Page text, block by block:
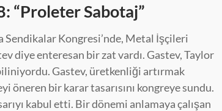
“Proleter Sabotaj”
Sendikalar Kongresi’nde, Metal İşçileri
diye enteresan bir zat vardı. Gastev, Taylor
Gastev, üretkenliği artırmak
öneren bir karar tasarısını kongreye sundu.
kabul etti. Bir dönemi anlamaya çalışan